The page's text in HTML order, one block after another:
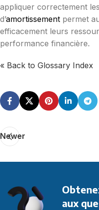
appliquer correctement
d’amortissement permet
efficacement leurs
performance financière.
« Back to Glossary Index
Newer
aux